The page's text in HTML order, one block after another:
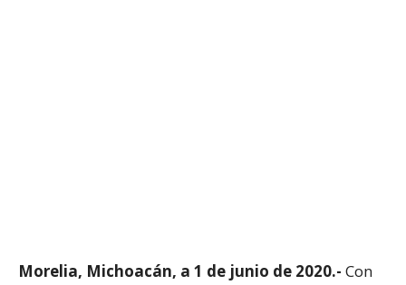
Morelia, Michoacán, a 1 de junio de 2020.- Con